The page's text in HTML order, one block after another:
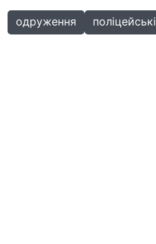
одруження поліцейські